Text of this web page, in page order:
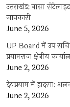
उत्तराखंड: नासा
जानकारी
June 5, 2026
UP Board में उप
प्रयागराज क्षेत्रीय
June 2, 2026
देवप्रयाग में हादसा:
June 2, 2026